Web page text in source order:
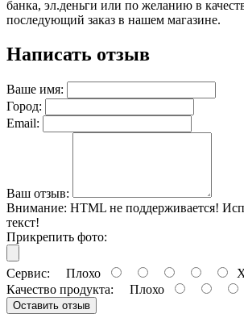
банка, эл.деньги или по желанию в
последующий заказ в нашем магазине.
Написать отзыв
Ваше имя:
Город:
Email:
Ваш отзыв:
Внимание: HTML не поддерживается!
текст!
Прикрепить фото:
Сервис: Плохо
Качество продукта:
Плохо
Оставить отзыв